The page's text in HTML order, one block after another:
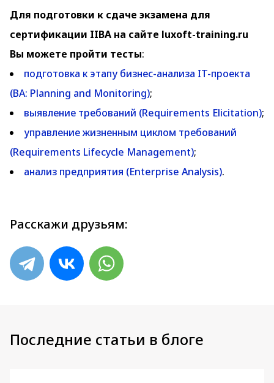
Для подготовки к сдаче экзамена для
сертификации IIBA на сайте luxoft-training.ru
Вы можете пройти тесты:
подготовка к этапу бизнес-анализа IT-проекта
(BA: Planning and Monitoring);
выявление требований (Requirements Elicitation);
управление жизненным циклом требований
(Requirements Lifecycle Management);
анализ предприятия (Enterprise Analysis).
Расскажи друзьям:
Последние статьи в блоге